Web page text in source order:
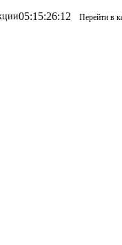
Перейти в каталог SALE на